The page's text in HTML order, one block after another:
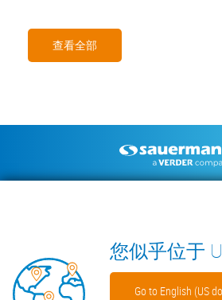
查看全部
您似乎位于
Go to English (US